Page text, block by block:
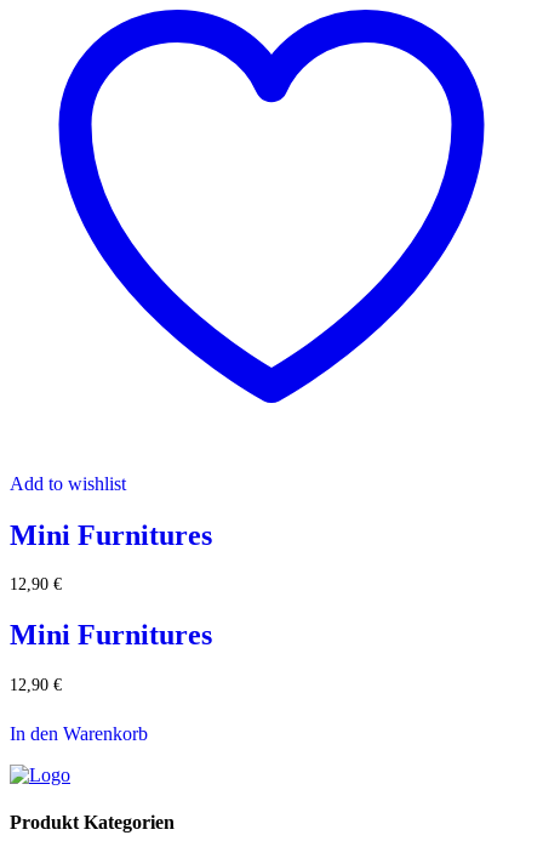
Add to wishlist
Mini Furnitures
12,90 €
Mini Furnitures
12,90 €
In den Warenkorb
Produkt Kategorien